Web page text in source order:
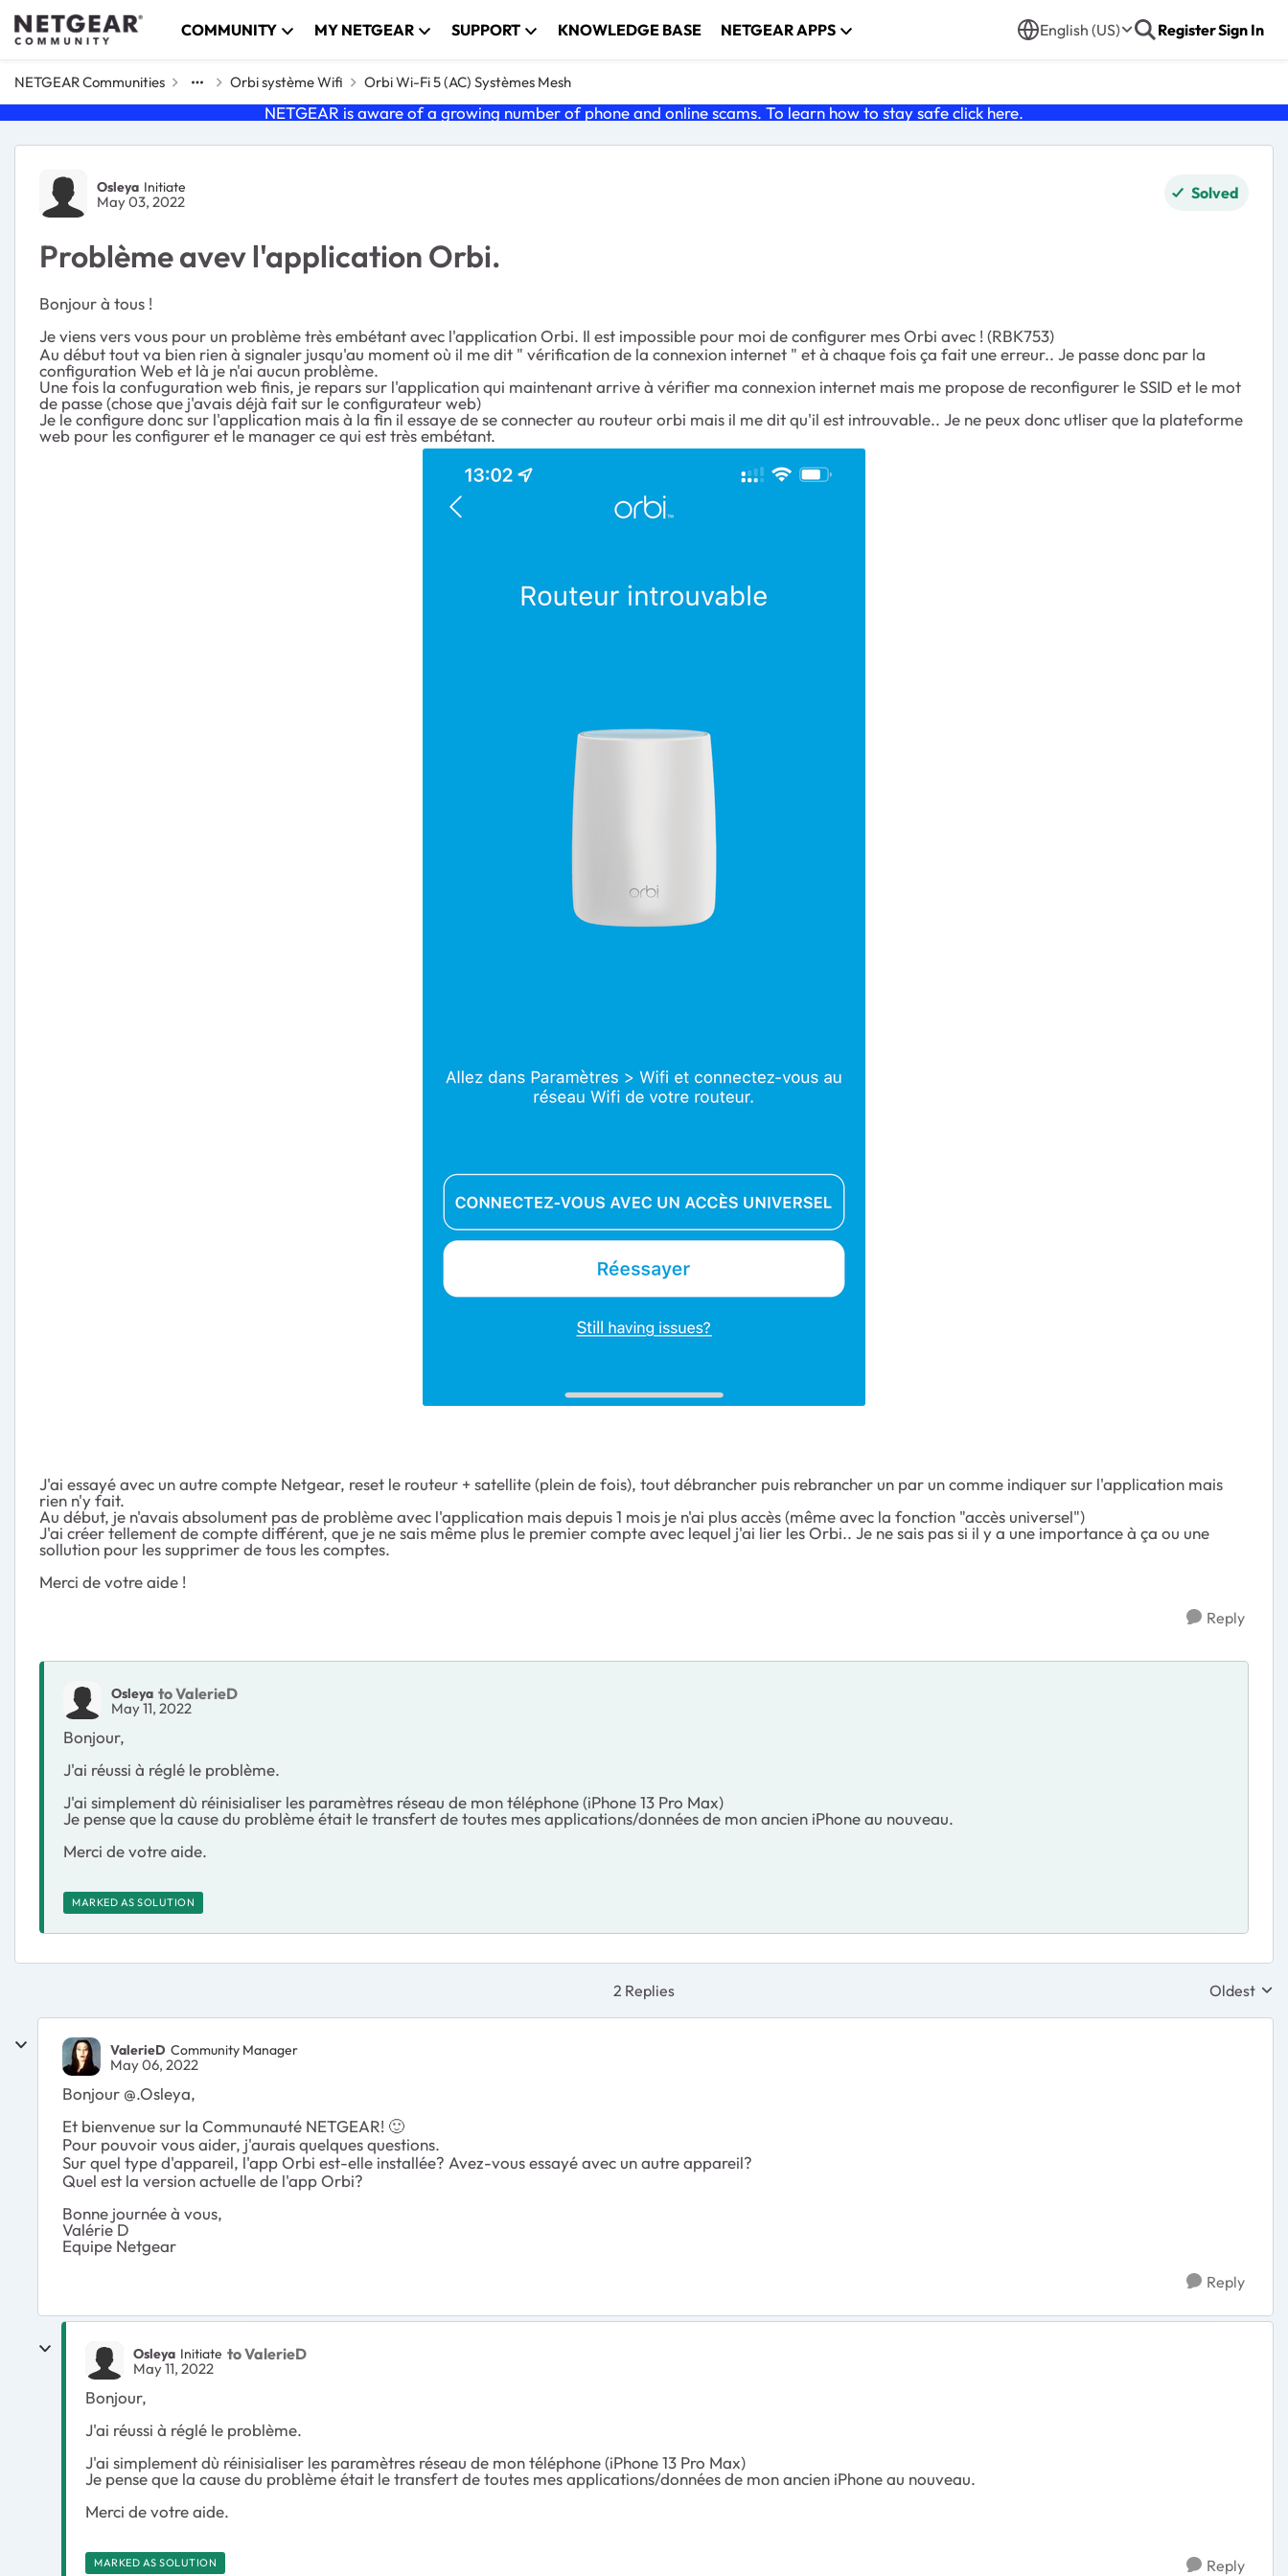
Skip to content COMMUNITY MY NETGEAR SUPPORT KNOWLEDGE BASE NETGEAR APPS English (US) RegisterSign In
NETGEAR Communities Orbi système Wifi Orbi Wi-Fi 5 (AC) Systèmes Mesh
NETGEAR is aware of a growing number of phone and online scams. To learn how to stay safe click here.
Forum Discussion
Osleya Initiate
May 03, 2022 Solved
Problème avev l'application Orbi.
Bonjour à tous !
Je viens vers vous pour un problème très embétant avec l'application Orbi. Il est impossible pour moi de configurer mes Orbi avec ! (RBK753)
Au début tout va bien rien à signaler jusqu'au moment où il me dit " vérification de la connexion internet " et à chaque fois ça fait une erreur.. Je passe donc par la
configuration Web et là je n'ai aucun problème.
Une fois la confuguration web finis, je repars sur l'application qui maintenant arrive à vérifier ma connexion internet mais me propose de reconfigurer le SSID et le mot
de passe (chose que j'avais déjà fait sur le configurateur web)
Je le configure donc sur l'application mais à la fin il essaye de se connecter au routeur orbi mais il me dit qu'il est introuvable.. Je ne peux donc utliser que la plateforme
web pour les configurer et le manager ce qui est très embétant.
J'ai essayé avec un autre compte Netgear, reset le routeur + satellite (plein de fois), tout débrancher puis rebrancher un par un comme indiquer sur l'application mais
rien n'y fait.
Au début, je n'avais absolument pas de problème avec l'application mais depuis 1 mois je n'ai plus accès (même avec la fonction "accès universel")
J'ai créer tellement de compte différent, que je ne sais même plus le premier compte avec lequel j'ai lier les Orbi.. Je ne sais pas si il y a une importance à ça ou une
sollution pour les supprimer de tous les comptes.
Merci de votre aide !
Reply
Osleya to ValerieD
May 11, 2022
Bonjour,
J'ai réussi à réglé le problème.
J'ai simplement dù réinisialiser les paramètres réseau de mon téléphone (iPhone 13 Pro Max)
Je pense que la cause du problème était le transfert de toutes mes applications/données de mon ancien iPhone au nouveau.
Merci de votre aide.
MARKED AS SOLUTION
2 Replies Replies
Oldest
ValerieD Community Manager
May 06, 2022
Bonjour @.Osleya,
Et bienvenue sur la Communauté NETGEAR! 🙂
Pour pouvoir vous aider, j'aurais quelques questions.
Sur quel type d'appareil, l'app Orbi est-elle installée? Avez-vous essayé avec un autre appareil?
Quel est la version actuelle de l'app Orbi?
Bonne journée à vous,
Valérie D
Equipe Netgear
Reply
Osleya Initiate to ValerieD
May 11, 2022
Bonjour,
J'ai réussi à réglé le problème.
J'ai simplement dù réinisialiser les paramètres réseau de mon téléphone (iPhone 13 Pro Max)
Je pense que la cause du problème était le transfert de toutes mes applications/données de mon ancien iPhone au nouveau.
Merci de votre aide.
MARKED AS SOLUTION Reply